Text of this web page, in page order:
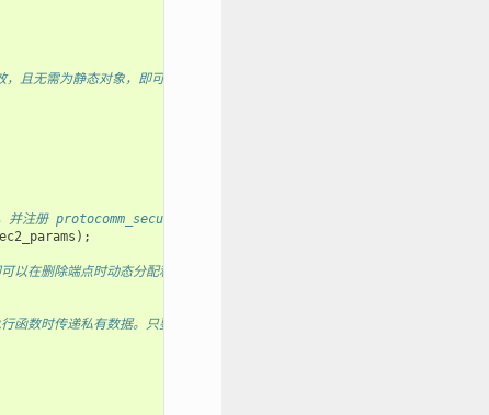
无需为静态对象，即可以在删除端点时动态分配和释放。*/
并注册 protocomm_security1 提供的处理程序。也可以使用
);
在删除端点时动态分配和释放。*/
数时传递私有数据。只要端点由唯一名称标识，即可添加多个端点。*/